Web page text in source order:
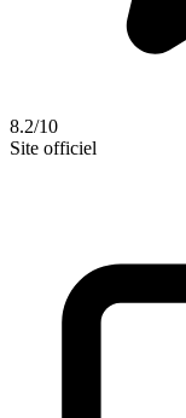
8.2/10
Site officiel